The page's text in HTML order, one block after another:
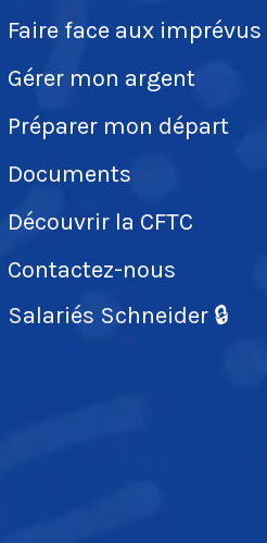
Faire face aux imprévus
Gérer mon argent
Préparer mon départ
Documents
Découvrir la CFTC
Contactez-nous
Salariés Schneider 🔒